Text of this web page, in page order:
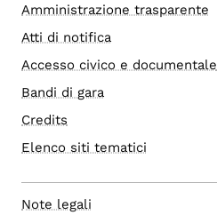
Amministrazione trasparente
Atti di notifica
Accesso civico e documentale
Bandi di gara
Credits
Elenco siti tematici
Note legali